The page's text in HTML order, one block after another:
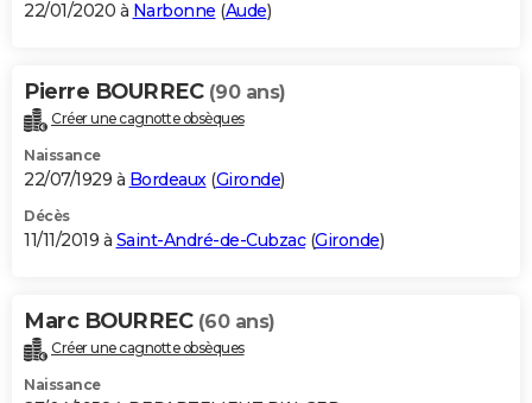
22/01/2020 à Narbonne (Aude)
Pierre BOURREC (90 ans)
Créer une cagnotte obsèques
Naissance
22/07/1929 à Bordeaux(Gironde)
Décès
11/11/2019 à Saint-André-de-Cubzac(Gironde)
Marc BOURREC (60 ans)
Créer une cagnotte obsèques
Naissance